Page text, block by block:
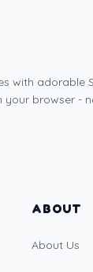
with adorable
your browser -
ABOUT
About Us